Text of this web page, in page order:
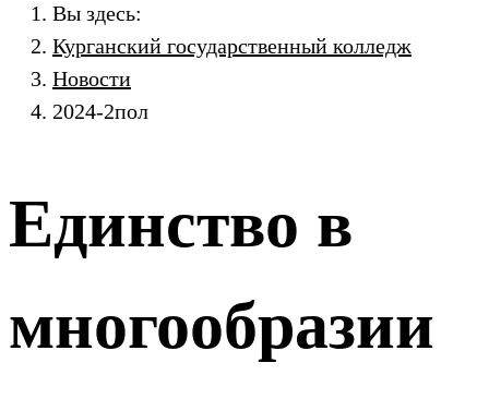
Вы здесь:
Курганский государственный колледж
Новости
2024-2пол
Единство в
многообразии